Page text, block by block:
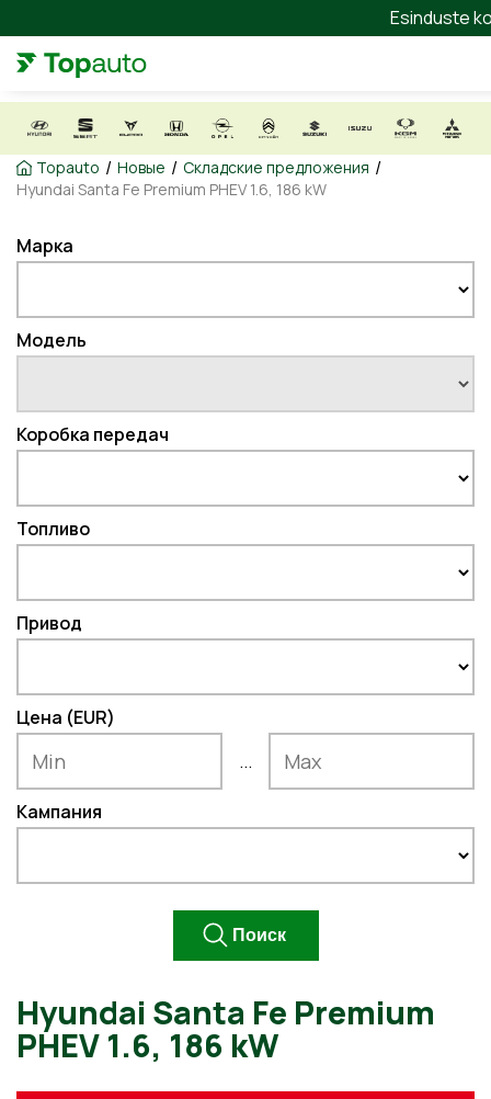
Esinduste
Topauto / Новые / Складские предложения /
Hyundai Santa Fe Premium PHEV 1.6, 186 kW
Марка
Модель
Коробка передач
Топливо
Привод
Цена (EUR)
...
Кампания